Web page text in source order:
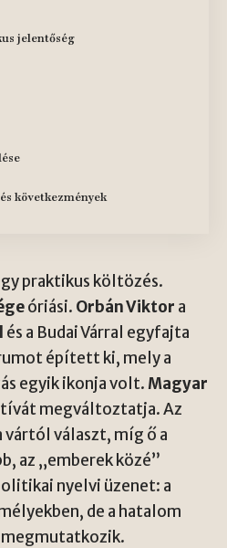
jelentőség
következmények
praktikus költözés.
óriási. Orbán Viktor a
és a Budai Várral egyfajta
épített ki, mely a
egyik ikonja volt.Magyar
megváltoztatja. Az
választ, míg ő a
az „emberek közé”
nyelvi üzenet: a
de a hatalom